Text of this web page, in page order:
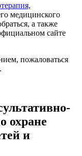
медицинского
а также
сайте
пожаловаться
охране
и